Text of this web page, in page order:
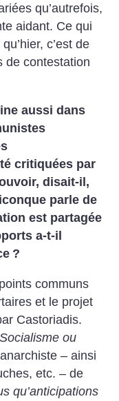
qu’autrefois,
aidant. Ce qui
c’est de
de contestation
aussi dans
critiquées par
disait-il,
parle de
est partagée
a-t-il
?
communs
et le projet
Castoriadis.
Socialisme ou
– ainsi
etc. – de
qu’anticipations